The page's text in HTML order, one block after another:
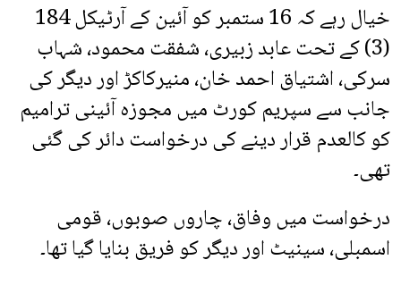
خیال رہے کہ 16 ستمبر کو آئین کے آرٹیکل 184
(3) کے تحت عابد زبیری، شفقت محمود، شہاب
سرکی، اشتیاق احمد خان، منیرکاکڑ اور دیگر کی
جانب سے سپریم کورٹ میں مجوزہ آئینی ترامیم
کو کالعدم قرار دینے کی درخواست دائر کی گئی
تھی۔
درخواست میں وفاق، چاروں صوبوں، قومی
اسمبلی، سینیٹ اور دیگر کو فریق بنایا گیا تھا۔